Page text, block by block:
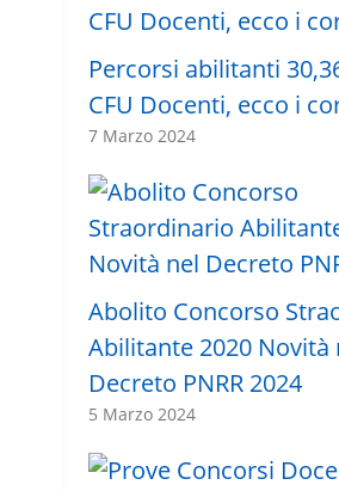
Percorsi abilitanti
CFU Docenti, ecco i
7 Marzo 2024
Abolito Concorso
Abilitante 2020 Novità
Decreto PNRR 2024
5 Marzo 2024